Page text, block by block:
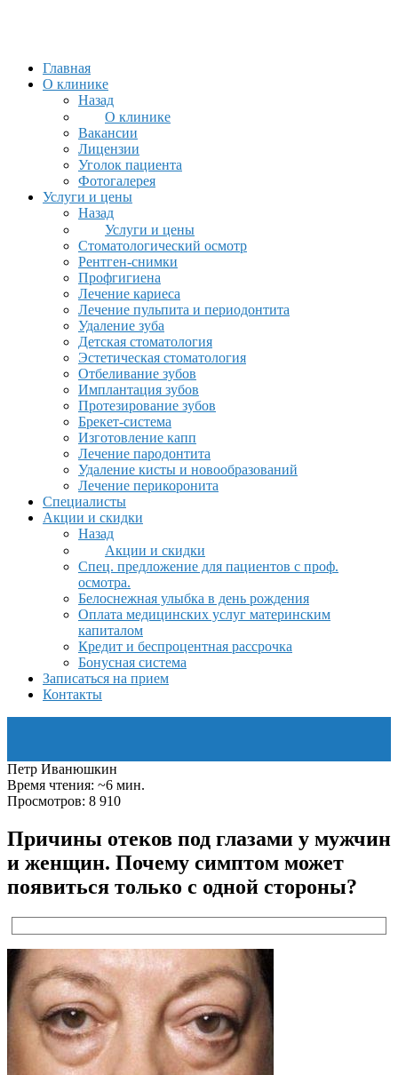
Главная
О клинике
Назад
О клинике
Вакансии
Лицензии
Уголок пациента
Фотогалерея
Услуги и цены
Назад
Услуги и цены
Стоматологический осмотр
Рентген-снимки
Профгигиена
Лечение кариеса
Лечение пульпита и периодонтита
Удаление зуба
Детская стоматология
Эстетическая стоматология
Отбеливание зубов
Имплантация зубов
Протезирование зубов
Брекет-система
Изготовление капп
Лечение пародонтита
Удаление кисты и новообразований
Лечение перикоронита
Специалисты
Акции и скидки
Назад
Акции и скидки
Спец. предложение для пациентов с проф.
осмотра.
Белоснежная улыбка в день рождения
Оплата медицинских услуг материнским
капиталом
Кредит и беспроцентная рассрочка
Бонусная система
Записаться на прием
Контакты
Петр Иванюшкин
Время чтения: ~6 мин.
Просмотров: 8 910
Причины отеков под глазами у мужчин
и женщин. Почему симптом может
появиться только с одной стороны?